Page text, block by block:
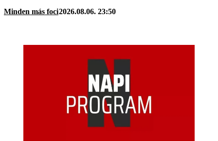
Minden más foci2026.08.06. 23:50